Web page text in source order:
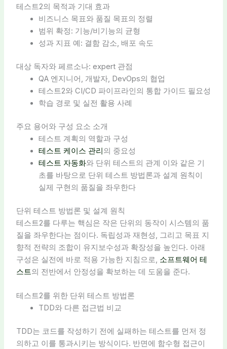
테스트2의 목적과 기대 효과
비즈니스 목표와 품질 목표의 정렬
범위 확정: 기능/비기능의 균형
성과 지표 예: 결함 감소, 배포 속도
대상 독자와 페르소나: expert 관점
QA 엔지니어, 개발자, DevOps의 협업
테스트2와 CI/CD 파이프라인의 통합 가이드 필요성
학습 경로 및 실전 활용 사례
주요 용어와 구성 요소 소개
테스트 계획의 역할과 구성
테스트 케이스 관리의 중요성
테스트 자동화와 단위 테스트의 관계 이와 같은 기
초를 바탕으로 단위 테스트 방법론과 설계 원칙이
실제 구현의 품질을 좌우한다
단위 테스트 방법론 및 설계 원칙
테스트2를 다루는 핵심은 작은 단위의 동작이 시스템의 품
질을 좌우한다는 점이다. 독립성과 재현성, 그리고 목표 지
향적 전략의 조합이 유지보수성과 확장성을 높인다. 아래
구성은 실전에 바로 적용 가능한 지침으로, 소프트웨어 테
스트의 전반에서 안정성을 확보하는 데 도움을 준다.
테스트2를 위한 단위 테스트 방법론
TDD와 다른 접근법 비교
TDD는 코드를 작성하기 전에 실패하는 테스트를 먼저 정
의하고 이를 통과시키는 방식이다. 반면에 함수형 접근이